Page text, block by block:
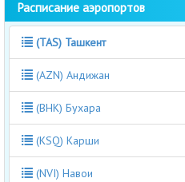
Расписание аэропортов
(TAS) Ташкент
(AZN) Андижан
(BHK) Бухара
(KSQ) Карши
(NVI) Навои